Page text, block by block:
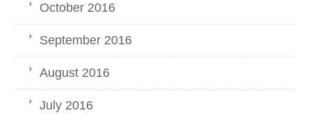
October 2016
September 2016
August 2016
July 2016